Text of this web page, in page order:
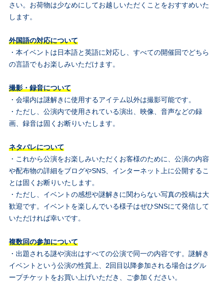
さい。お荷物は少なめにしてお越しいただくことをおすすめいた
します。
外国語の対応について
・本イベントは日本語と英語に対応し、すべての開催回でどちら
の言語でもお楽しみいただけます。
撮影・録音について
・会場内は謎解きに使用するアイテム以外は撮影可能です。
・ただし、公演内で使用されている演出、映像、音声などの録
画、録音は固くお断りいたします。
ネタバレについて
・これから公演をお楽しみいただくお客様のために、公演の内容
や配布物の詳細をブログやSNS、インターネット上に公開するこ
とは固くお断りいたします。
・ただし、イベントの感想や謎解きに関わらない写真の投稿は大
歓迎です。イベントを楽しんでいる様子はぜひSNSにて発信して
いただければ幸いです。
複数回の参加について
・出題される謎や演出はすべての公演で同一の内容です。謎解き
イベントという公演の性質上、2回目以降参加される場合はグル
ープチケットをお買い上げいただき、ご参加ください。